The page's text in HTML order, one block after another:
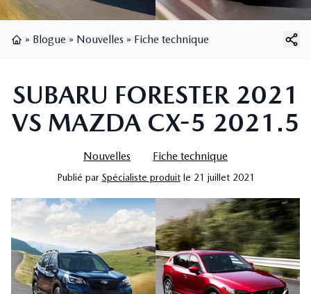
» Blogue » Nouvelles » Fiche technique
SUBARU FORESTER 2021
VS MAZDA CX-5 2021.5
Nouvelles Fiche technique
Publié par Spécialiste produit le 21 juillet 2021